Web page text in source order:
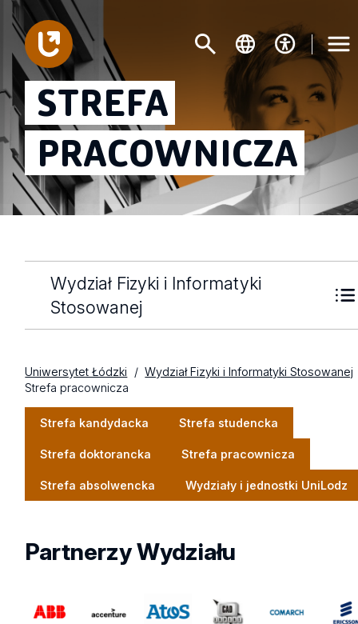
STREFA
PRACOWNICZA
Wydział Fizyki i Informatyki
Stosowanej
Uniwersytet Łódzki
Wydział Fizyki i Informatyki Stosowanej
Strefa pracownicza
Strefa kandydacka Strefa studencka
Strefa doktorancka Strefa pracownicza
Strefa absolwencka Wydziały i jednostki UniLodz
PartnerzyWydziału
Expert